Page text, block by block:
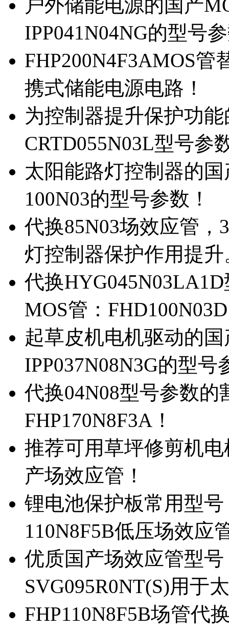
户外储能电源的国产
IPP041N04NG的型号
FHP200N4F3AMOS管
携式储能电源电路！
为控制器提升保护功
CRTD055N03L型号参
太阳能路灯控制器的
100N03的型号参数！
代换85N03场效应管
灯控制器保护作用提升
代换
MOS管：
起草皮机电机驱动的
IPP037N08N3G的型号
代换04N08型号参数
FHP170N8F3A！
推荐可用草坪修剪机电
产场效应管！
锂电池保护板常用型号
110N8F5B低压场效应
优质国产场效应管型
SVG095R0NT(S)用于
FHP110N8F5B场管代